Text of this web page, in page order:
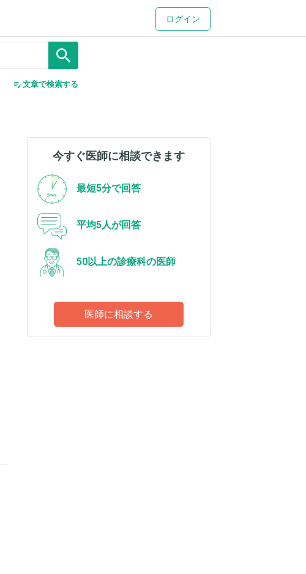
ログイン
search
edit_note文章で検索する
今すぐ医師に相談できます
最短5分で回答
平均5人が回答
50以上の診療科の医師
医師に相談する